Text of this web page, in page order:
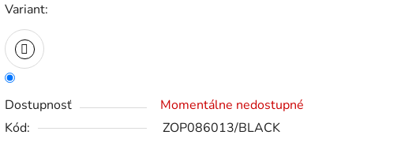
je
0,0
z
5
hviezdičiek.
Variant:
Dostupnosť
Momentálne nedostupné
Kód:
ZOP086013/BLACK